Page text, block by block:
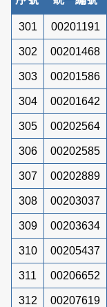
301 00201191
302 00201468
303 00201586
304 00201642
305 00202564
306 00202585
307 00202889
308 00203037
309 00203634
310 00205437
311 00206652
312 00207619